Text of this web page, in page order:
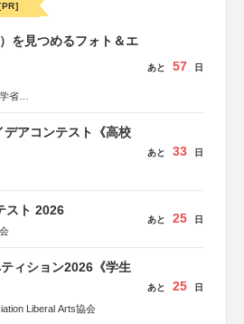
を見つめるフォト＆エ
省
あと 57 日
アコンテスト《高校
あと 33 日
スト 2026
あと 25 日
ィション2026《学生
Liberal Arts協会
あと 25 日